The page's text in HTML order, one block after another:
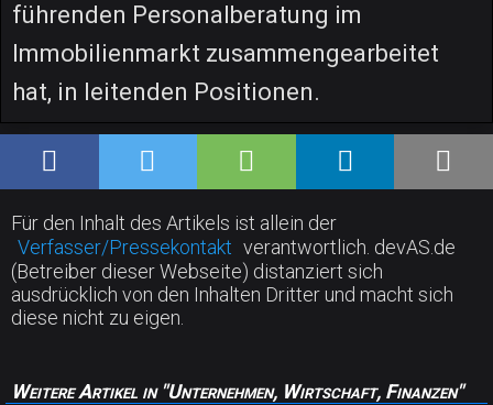
führenden Personalberatung im
Immobilienmarkt zusammengearbeitet
hat, in leitenden Positionen.
Für den Inhalt des Artikels ist allein der
Verfasser/Pressekontakt verantwortlich. devAS.de
(Betreiber dieser Webseite) distanziert sich
ausdrücklich von den Inhalten Dritter und macht sich
diese nicht zu eigen.
Weitere Artikel in "Unternehmen, Wirtschaft, Finanzen"